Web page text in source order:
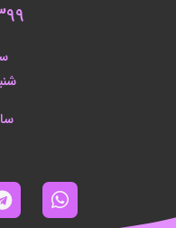
W
h
a
l